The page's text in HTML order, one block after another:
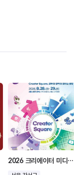
2026 크리에이터 미디어 대전